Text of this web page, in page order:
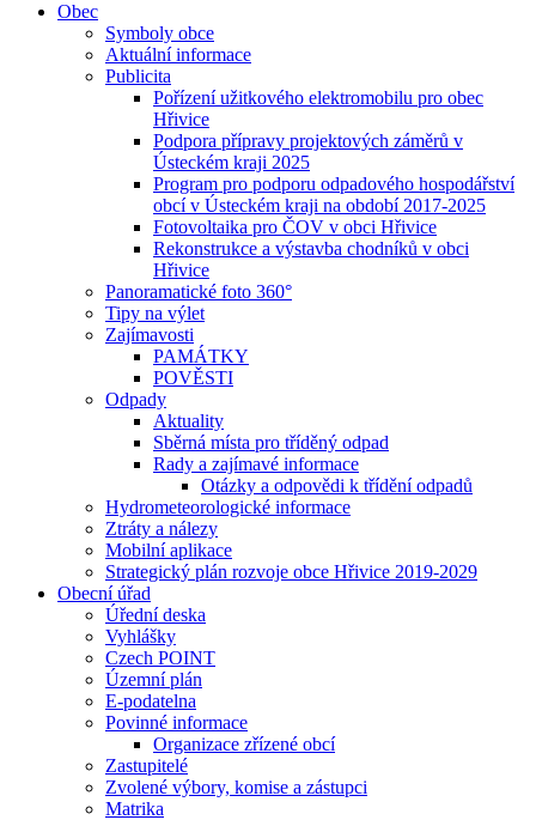
Obec
Symboly obce
Aktuální informace
Publicita
Pořízení užitkového elektromobilu pro obec
Hřivice
Podpora přípravy projektových záměrů v
Ústeckém kraji 2025
Program pro podporu odpadového hospodářství
obcí v Ústeckém kraji na období 2017-2025
Fotovoltaika pro ČOV v obci Hřivice
Rekonstrukce a výstavba chodníků v obci
Hřivice
Panoramatické foto 360°
Tipy na výlet
Zajímavosti
PAMÁTKY
POVĚSTI
Odpady
Aktuality
Sběrná místa pro tříděný odpad
Rady a zajímavé informace
Otázky a odpovědi k třídění odpadů
Hydrometeorologické informace
Ztráty a nálezy
Mobilní aplikace
Strategický plán rozvoje obce Hřivice 2019-2029
Obecní úřad
Úřední deska
Vyhlášky
Czech POINT
Územní plán
E-podatelna
Povinné informace
Organizace zřízené obcí
Zastupitelé
Zvolené výbory, komise a zástupci
Matrika